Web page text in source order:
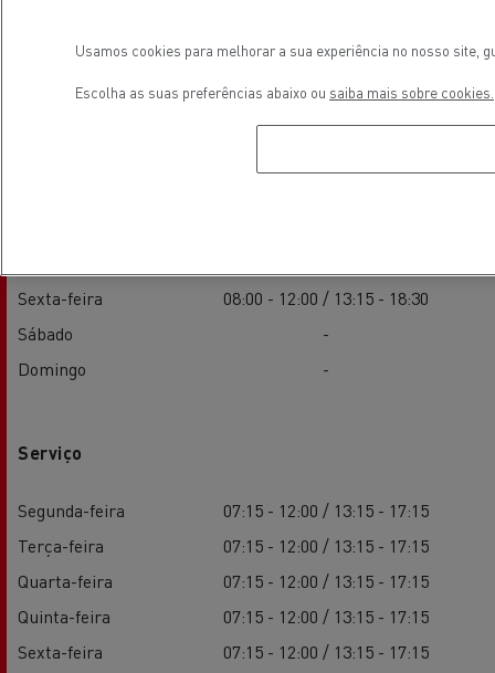
Vendas
Sexta-feira
08:00 - 12:00 / 13:15 - 18:30
Sábado
-
Domingo
-
Serviço
Segunda-feira
07:15 - 12:00 / 13:15 - 17:15
Terça-feira
07:15 - 12:00 / 13:15 - 17:15
Quarta-feira
07:15 - 12:00 / 13:15 - 17:15
Quinta-feira
07:15 - 12:00 / 13:15 - 17:15
Sexta-feira
07:15 - 12:00 / 13:15 - 17:15
Usamos cookies para melhorar a sua experiência no nosso site,
Escolha as suas preferências abaixo ou saiba mais sobre cookies.